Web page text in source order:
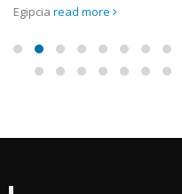
Egipcia read more